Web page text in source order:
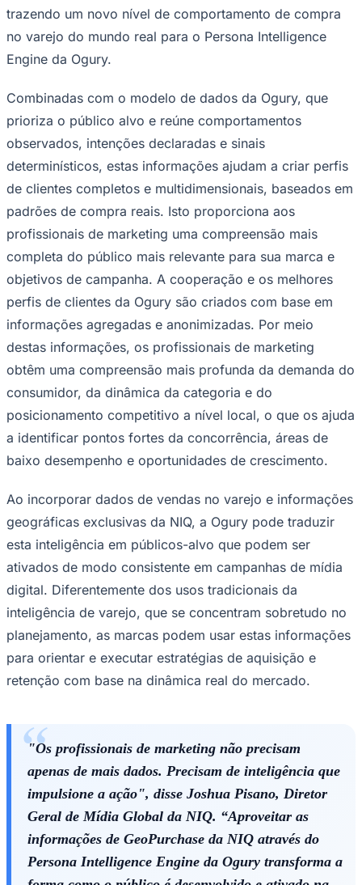
Panorama Econômico
Panorama Econômico
Para Sua Empresa
Anuncie no Portal
Anunciar VagasNovo
Publicidade Legal
NBA
Fórmula 1
UFC
MLB
NHL
Vôlei
NBB
Competições de Futebol
Brasileirão Série A
Brasileirão Série B
Copa do Brasil
Libertadores
Sul-Americana
Copa América
Champions League
Premier League
Bundesliga
Times - Ir direto
trazendo um novo nível de comportamento de compra
no varejo do mundo real para o Persona Intelligence
Engine da Ogury.
Combinadas com o modelo de dados da Ogury, que
prioriza o público alvo e reúne comportamentos
observados, intenções declaradas e sinais
determinísticos, estas informações ajudam a criar perfis
de clientes completos e multidimensionais, baseados em
padrões de compra reais. Isto proporciona aos
profissionais de marketing uma compreensão mais
completa do público mais relevante para sua marca e
objetivos de campanha. A cooperação e os melhores
perfis de clientes da Ogury são criados com base em
informações agregadas e anonimizadas. Por meio
destas informações, os profissionais de marketing
obtêm uma compreensão mais profunda da demanda do
consumidor, da dinâmica da categoria e do
posicionamento competitivo a nível local, o que os ajuda
a identificar pontos fortes da concorrência, áreas de
baixo desempenho e oportunidades de crescimento.
Ao incorporar dados de vendas no varejo e informações
geográficas exclusivas da NIQ, a Ogury pode traduzir
esta inteligência em públicos-alvo que podem ser
ativados de modo consistente em campanhas de mídia
digital. Diferentemente dos usos tradicionais da
inteligência de varejo, que se concentram sobretudo no
planejamento, as marcas podem usar estas informações
para orientar e executar estratégias de aquisição e
retenção com base na dinâmica real do mercado.
"Os profissionais de marketing não precisam
apenas de mais dados. Precisam de inteligência que
impulsione a ação", disse Joshua Pisano, Diretor
Geral de Mídia Global da NIQ. “Aproveitar as
informações de GeoPurchase da NIQ através do
Persona Intelligence Engine da Ogury transforma a